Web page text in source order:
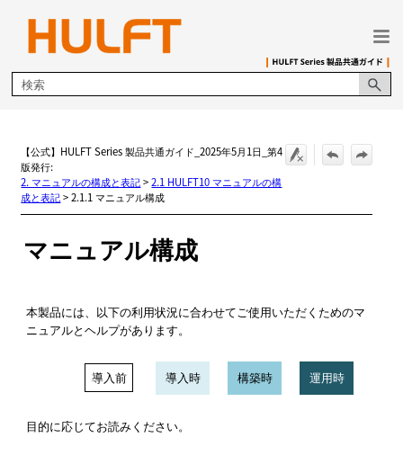
メイン コンテンツにスキップ
【公式】HULFT Series 製品共通ガイド_2025年5月1日_第4
版発行:
2. マニュアルの構成と表記>2.1 HULFT10 マニュアルの構
成と表記>2.1.1 マニュアル構成
マニュアル構成
本製品には、以下の利用状況に合わせてご使用いただくためのマ
ニュアルとヘルプがあります。
導入前 導入時 構築時 運用時
目的に応じてお読みください。